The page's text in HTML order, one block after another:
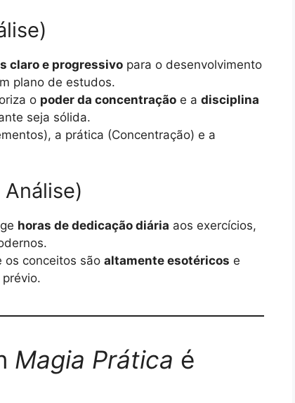
claro e progressivo para o desenvolvimento
plano de estudos.
o poder da concentração e a disciplina
seja sólida.
a prática (Concentração) e a
horas de dedicação diária aos exercícios,
os conceitos são altamente esotéricos e
Magia Prática é